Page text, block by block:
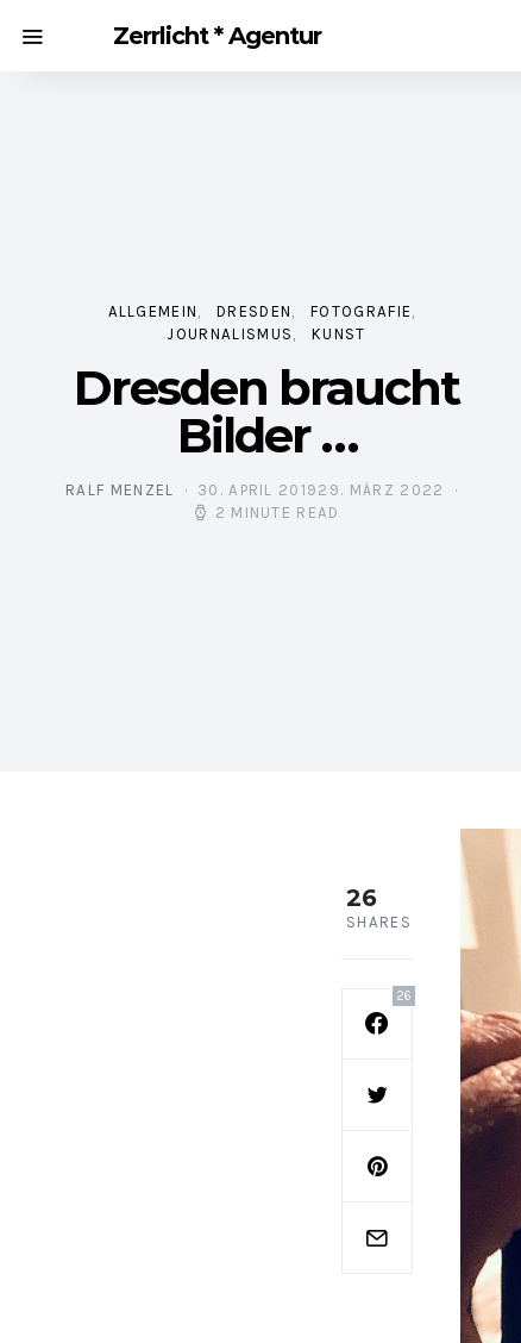
Zerrlicht * Agentur
ALLGEMEIN DRESDEN
FOTOGRAFIE
JOURNALISMUS
KUNST
Dresden braucht
Bilder …
RALF MENZEL
POSTED ON
30. APRIL 2019 29. MÄRZ 2022
2 MINUTE READ
26
SHARES
26